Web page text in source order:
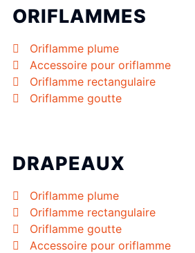
ORIFLAMMES
Oriflamme plume
Accessoire pour oriflamme
Oriflamme rectangulaire
Oriflamme goutte
DRAPEAUX
Oriflamme plume
Oriflamme rectangulaire
Oriflamme goutte
Accessoire pour oriflamme